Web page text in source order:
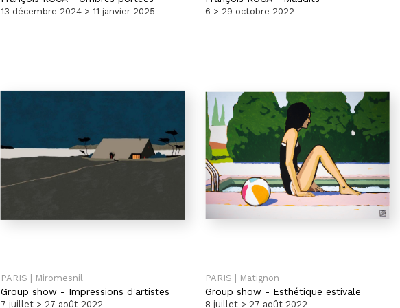
13 décembre 2024 > 11 janvier 2025 6 > 29 octobre 2022
PARIS | Miromesnil
Group show - Impressions d'artistes
7 juillet > 27 août 2022
PARIS | Matignon
Group show - Esthétique estivale
8 juillet > 27 août 2022